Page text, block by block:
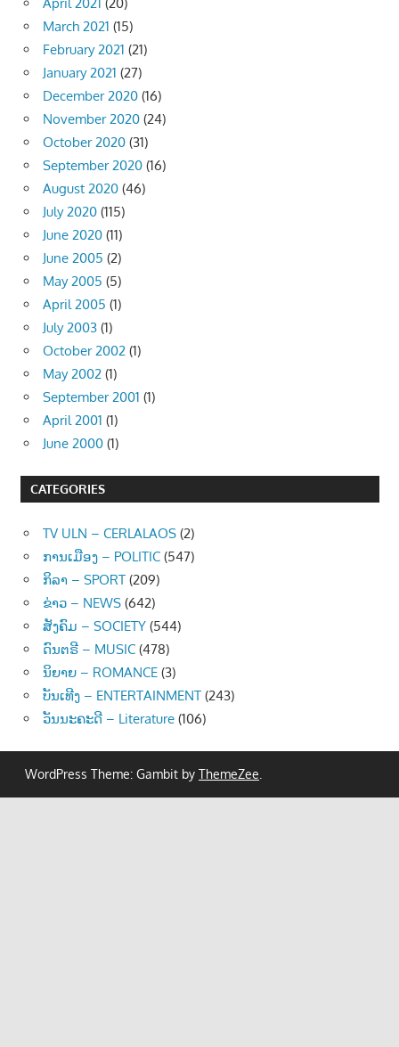
March 2021 (15)
February 2021 (21)
January 2021 (27)
December 2020 (16)
November 2020 (24)
October 2020 (31)
September 2020 (16)
August 2020 (46)
July 2020 (115)
June 2020 (11)
June 2005 (2)
May 2005 (5)
April 2005 (1)
July 2003 (1)
October 2002 (1)
May 2002 (1)
September 2001 (1)
April 2001 (1)
June 2000 (1)
CATEGORIES
TV ULN – CERLALAOS (2)
ການເມືອງ – POLITIC (547)
ກິລາ – SPORT (209)
ຂ່າວ – NEWS (642)
ສັງຄົມ – SOCIETY (544)
ດົນຕຣີ – MUSIC (478)
ນິຍາຍ – ROMANCE (3)
ບັນເທີງ – ENTERTAINMENT (243)
ວັນນະຄະດີ – Literature (106)
WordPress Theme: Gambit by ThemeZee